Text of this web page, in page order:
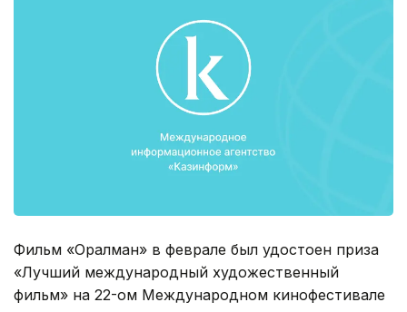
Фильм «Оралман» в феврале был удостоен приза
«Лучший международный художественный
фильм» на 22-ом Международном кинофестивале